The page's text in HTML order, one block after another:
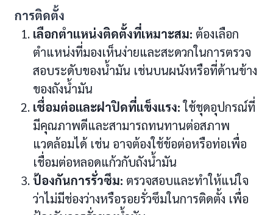
การติดตั้ง
เลือกตำแหน่งติดตั้งที่เหมาะสม: ต้องเลือก
ตำแหน่งที่มองเห็นง่ายและสะดวกในการตรวจ
สอบระดับของน้ำมัน เช่นบนผนังหรือที่ด้านข้าง
ของถังน้ำมัน
เชื่อมต่อและฝาปิดที่แข็งแรง:ใช้ชุดอุปกรณ์ที่
มีคุณภาพดีและสามารถทนทานต่อสภาพ
แวดล้อมได้ เช่น อาจต้องใช้ข้อต่อหรือท่อเพื่อ
เชื่อมต่อหลอดแก้วกับถังน้ำมัน
ป้องกันการรั่วซึม: ตรวจสอบและทำให้แน่ใจ
ว่าไม่มีช่องว่างหรือรอยรั่วซึมในการติดตั้ง เพื่อ